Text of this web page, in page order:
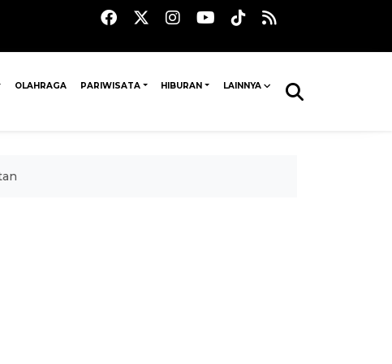
OLAHRAGA PARIWISATA HIBURAN LAINNYA